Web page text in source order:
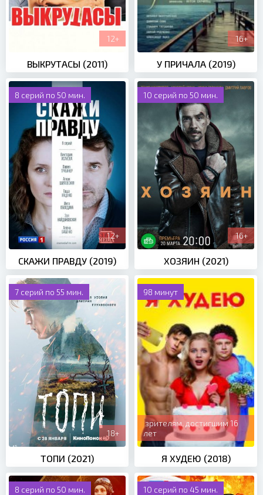
12+
ВЫКРУТАСЫ (2011)
16+
У ПРИЧАЛА (2019)
8 серий по 50 мин.
12+
СКАЖИ ПРАВДУ (2019)
10 серий по 50 мин.
16+
ХОЗЯИН (2021)
7 серий по 55 мин.
18+
ТОПИ (2021)
98 минут
зрителям, достигшим 16
лет
Я ХУДЕЮ (2018)
8 серий по 50 мин. 10 серий по 45 мин.